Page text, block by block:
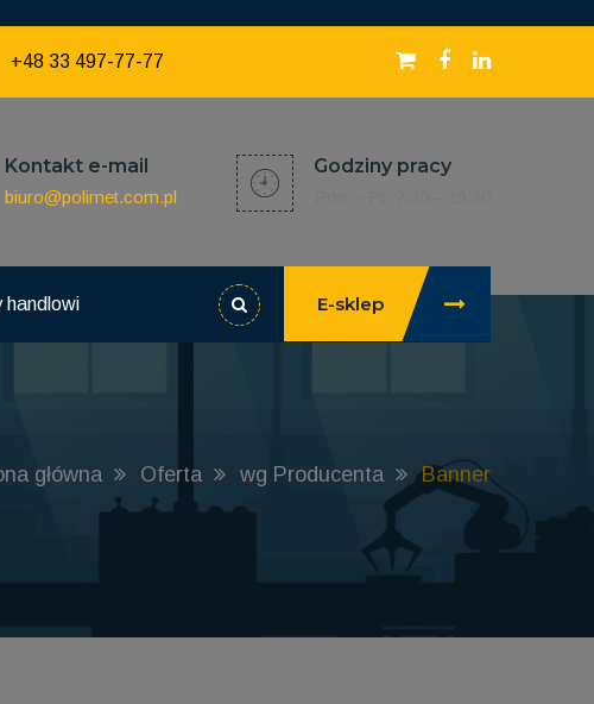
+48 33 497-77-77
Kontakt e-mail
biuro@polimet.com.pl
Godziny pracy
handlowi E-sklep
główna Oferta wg Producenta Banner